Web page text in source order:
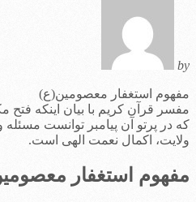
by
مفهوم استغفار معصومین(ع)
مفسر قرآن کریم با بیان اینکه فتح
که در پرتو آن پیامبر توانست
ولایت، اکمال نعمت الهی است.
مفهوم استغفار